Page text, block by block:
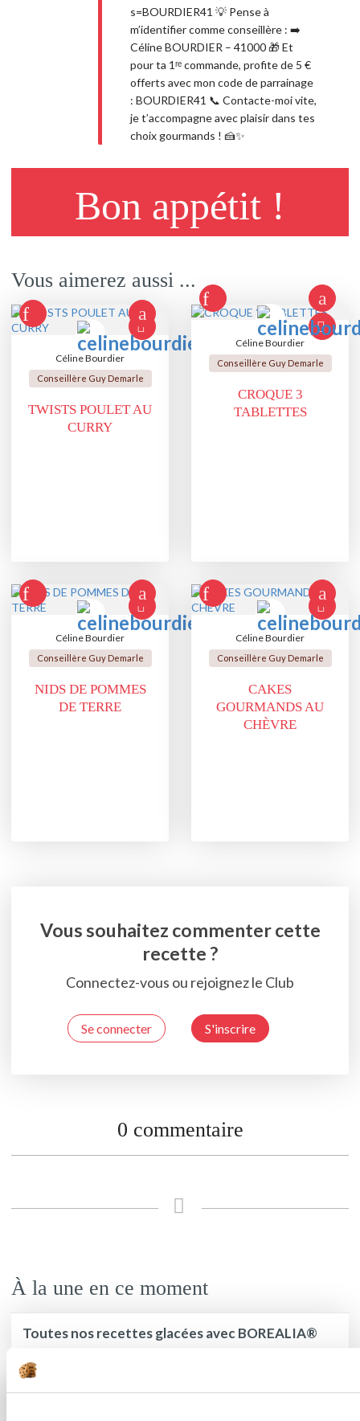
s=BOURDIER41 💡 Pense à
m’identifier comme conseillère : ➡️
Céline BOURDIER – 41000 🎁 Et
pour ta 1ʳᵉ commande, profite de 5 €
offerts avec mon code de parrainage
: BOURDIER41 📞 Contacte-moi vite,
je t’accompagne avec plaisir dans tes
choix gourmands ! 🍰✨
Bon appétit !
Vous aimerez aussi ...
Céline Bourdier
Conseillère Guy Demarle
TWISTS POULET AU
CURRY
Céline Bourdier
Conseillère Guy Demarle
CROQUE 3
TABLETTES
Céline Bourdier
Conseillère Guy Demarle
NIDS DE POMMES
DE TERRE
Céline Bourdier
Conseillère Guy Demarle
CAKES
GOURMANDS AU
CHÈVRE
Vous souhaitez commenter cette
recette ?
Connectez-vous ou rejoignez le Club
Se connecter S'inscrire
0 commentaire
À la une en ce moment
Toutes nos recettes glacées avec BOREALIA®
C’est la saison des tartes estivales !